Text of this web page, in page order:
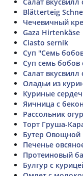
Blätterteig
Чечевичный
Gaza Hirtenkäse
Ciasto sernik
Суп "Семь
Суп семь
Салат вкусвилл
Оладьи из
Куриные
Яичница с
Рассольник
Торт Груша-
Бутер Овощной
Печенье
Протеиновый
Булгур с